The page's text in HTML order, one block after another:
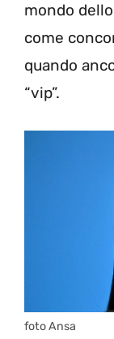
mondo
come
quando
“vip”.
foto Ansa